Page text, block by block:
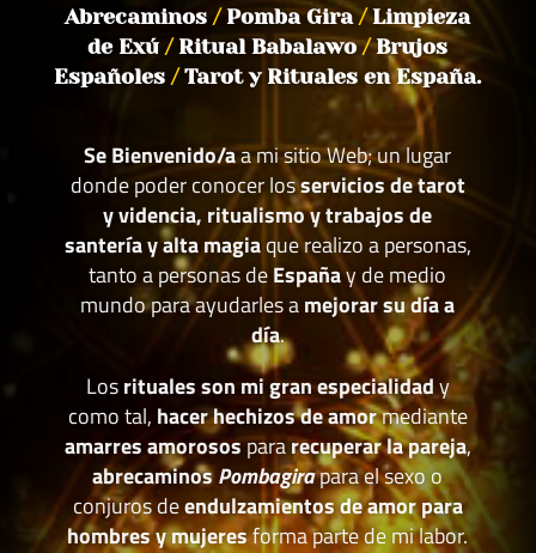
Abrecaminos/Pomba Gira/Limpieza
de Exú/Ritual Babalawo/Brujos
Españoles/Tarot y Rituales en España.
Se Bienvenido/aa mi sitio Web; un lugar
donde poder conocer losservicios de tarot
y videncia, ritualismo y trabajos de
santería y alta magiaque realizo a personas,
tanto a personas deEspañay de medio
mundo para ayudarles amejorar su día a
día.
Losrituales son mi gran especialidady
como tal, hacer hechizos de amormediante
amarres amorosospararecuperar la pareja,
abrecaminosPombagirapara el sexo o
conjuros deendulzamientos de amor para
hombres y mujeresforma parte de mi labor.